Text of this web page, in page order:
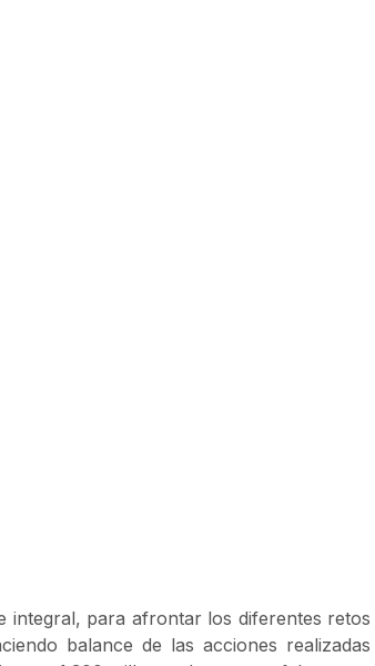
integral, para afrontar los diferentes retos
balance de las acciones realizadas